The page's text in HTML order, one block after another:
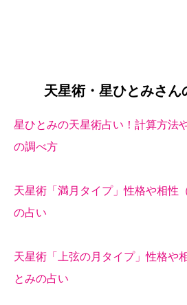
天星術・星ひとみさん
星ひとみの天星術占い！計算方法
の調べ方
天星術「満月タイプ」性格や相性
の占い
天星術「上弦の月タイプ」性格や
とみの占い